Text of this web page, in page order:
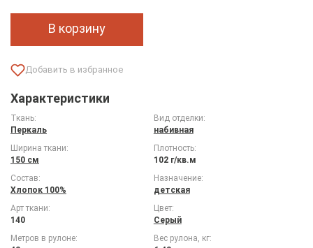
В корзину
Характеристики
Ткань:
Перкаль
Вид отделки:
набивная
Ширина ткани:
150 см
Плотность:
102 г/кв.м
Состав:
Хлопок 100%
Назначение:
детская
Арт ткани:
140
Цвет:
Серый
Метров в рулоне:
Вес рулона, кг: